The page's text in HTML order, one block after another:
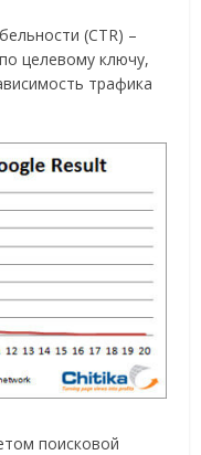
(CTR) –
целевому ключу,
трафика
поисковой